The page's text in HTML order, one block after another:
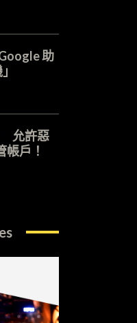
助
允許惡
帳戶！